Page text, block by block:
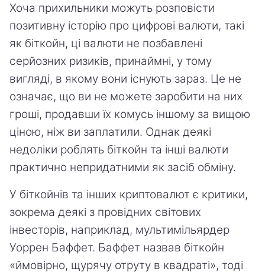
Хоча прихильники можуть розповісти
позитивну історію про цифрові валюти, такі
як біткойн, ці валюти не позбавлені
серйозних ризиків, принаймні, у тому
вигляді, в якому вони існують зараз. Це не
означає, що ви не можете заробити на них
гроші, продавши їх комусь іншому за вищою
ціною, ніж ви заплатили. Однак деякі
недоліки роблять біткойн та інші валюти
практично непридатними як засіб обміну.
У біткойнів та інших криптовалют є критики,
зокрема деякі з провідних світових
інвесторів, наприклад, мультимільярдер
Уоррен Баффет. Баффет назвав біткойн
«ймовірно, щурячу отруту в квадраті», тоді